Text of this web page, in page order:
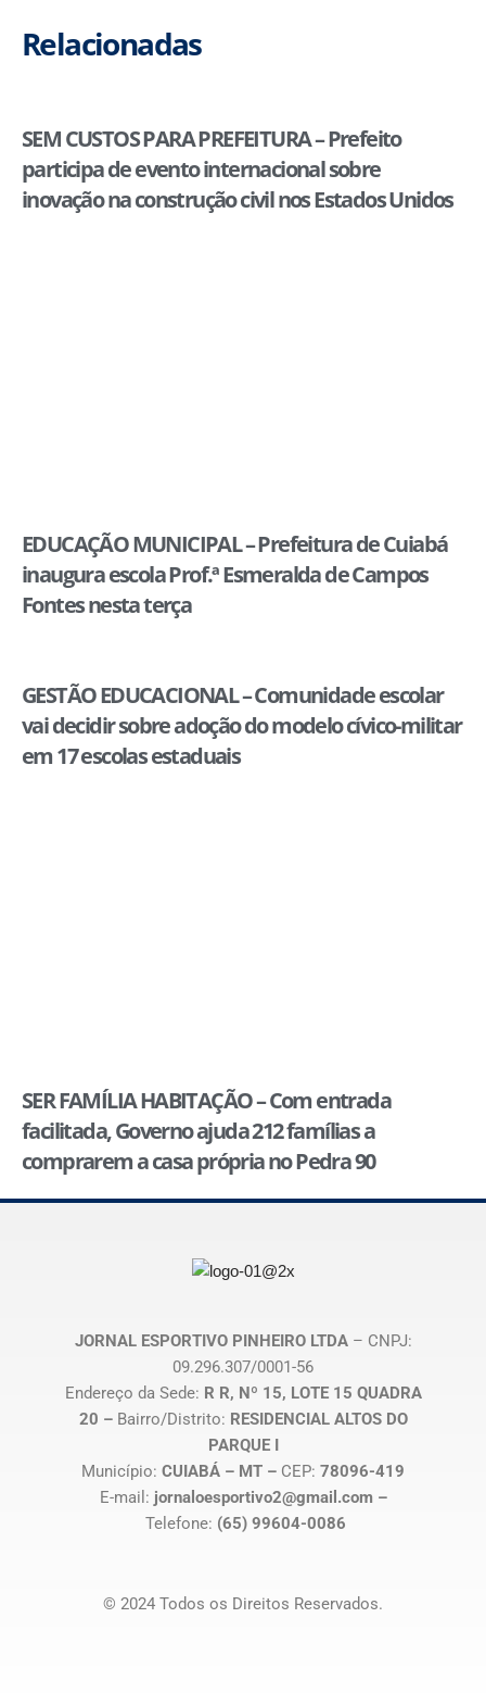
Relacionadas
SEM CUSTOS PARA PREFEITURA – Prefeito
participa de evento internacional sobre
inovação na construção civil nos Estados Unidos
EDUCAÇÃO MUNICIPAL – Prefeitura de Cuiabá
inaugura escola Prof.ª Esmeralda de Campos
Fontes nesta terça
GESTÃO EDUCACIONAL – Comunidade escolar
vai decidir sobre adoção do modelo cívico-militar
em 17 escolas estaduais
SER FAMÍLIA HABITAÇÃO – Com entrada
facilitada, Governo ajuda 212 famílias a
comprarem a casa própria no Pedra 90
JORNAL ESPORTIVO PINHEIRO LTDA– CNPJ:
09.296.307/0001-56
Endereço da Sede: R R, Nº 15, LOTE 15 QUADRA
20 – Bairro/Distrito: RESIDENCIAL ALTOS DO
PARQUE I
Município: CUIABÁ – MT – CEP: 78096-419
E-mail: jornaloesportivo2@gmail.com –
Telefone: (65) 99604-0086
© 2024 Todos os Direitos Reservados.